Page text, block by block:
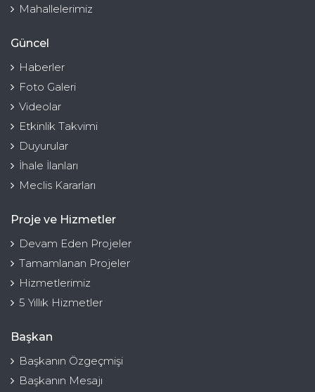
Mahallelerimiz
Güncel
Haberler
Foto Galeri
Videolar
Etkinlik Takvimi
Duyurular
İhale İlanları
Meclis Kararları
Proje ve Hizmetler
Devam Eden Projeler
Tamamlanan Projeler
Hizmetlerimiz
5 Yıllık Hizmetler
Başkan
Başkanın Özgeçmişi
Başkanın Mesajı